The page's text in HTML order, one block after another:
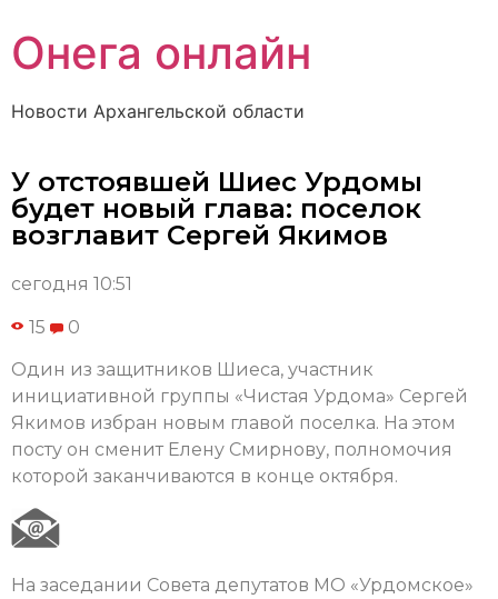
Онега онлайн
Новости Архангельской области
У отстоявшей Шиес Урдомы
будет новый глава: поселок
возглавит Сергей Якимов
сегодня 10:51
15 0
Один из защитников Шиеса, участник
инициативной группы «Чистая Урдома» Сергей
Якимов избран новым главой поселка. На этом
посту он сменит Елену Смирнову, полномочия
которой заканчиваются в конце октября.
На заседании Совета депутатов МО «Урдомское»